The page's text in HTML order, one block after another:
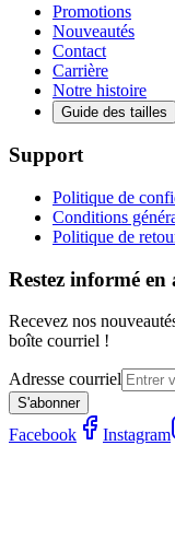
Promotions
Nouveautés
Contact
Carrière
Notre histoire
Guide des tailles
Support
Politique de
Conditions
Politique de
Restez informé
Recevez nos
boîte courriel !
Adresse courriel
S'abonner
Facebook Instagram